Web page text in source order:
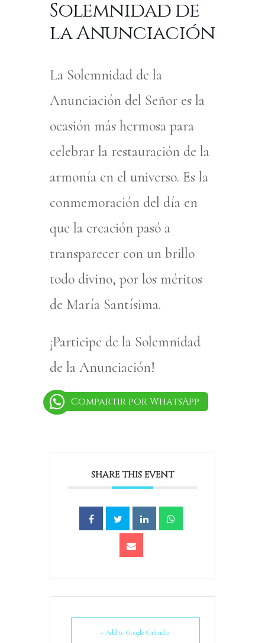
Solemnidad de
la Anunciación
La Solemnidad de la
Anunciación del Señor es la
ocasión más hermosa para
celebrar la restauración de la
armonía en el universo. Es la
conmemoración del día en
que la creación pasó a
transparecer con un brillo
todo divino, por los méritos
de María Santísima.
¡Participe de la Solemnidad
de la Anunciación!
Compartir por WhatsApp
SHARE THIS EVENT
+ Add to Google Calendar